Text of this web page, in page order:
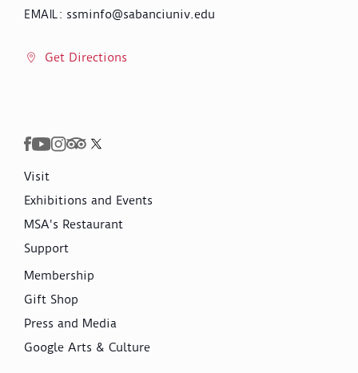
EMAIL : ssminfo@sabanciuniv.edu
Get Directions
Visit
Exhibitions and Events
MSA's Restaurant
Support
Membership
Gift Shop
Press and Media
Google Arts & Culture